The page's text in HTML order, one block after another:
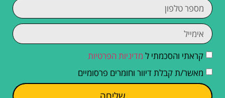
קראתי והסכמתי ל מדיניות הפרטיות
מאשר/ת קבלת דיוור וחומרים פרסומיים